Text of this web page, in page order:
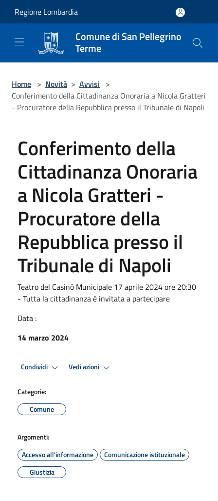
Regione Lombardia
Comune di San Pellegrino
Terme
Home > Novità > Avvisi >
Conferimento della Cittadinanza Onoraria a Nicola Gratteri
- Procuratore della Repubblica presso il Tribunale di Napoli
Conferimento della
Cittadinanza Onoraria
a Nicola Gratteri -
Procuratore della
Repubblica presso il
Tribunale di Napoli
Teatro del Casinò Municipale 17 aprile 2024 ore 20:30
- Tutta la cittadinanza è invitata a partecipare
Data :
14 marzo 2024
Condividi Vedi azioni
Categorie:
Comune
Argomenti:
Accesso all'informazione
Comunicazione istituzionale
Giustizia